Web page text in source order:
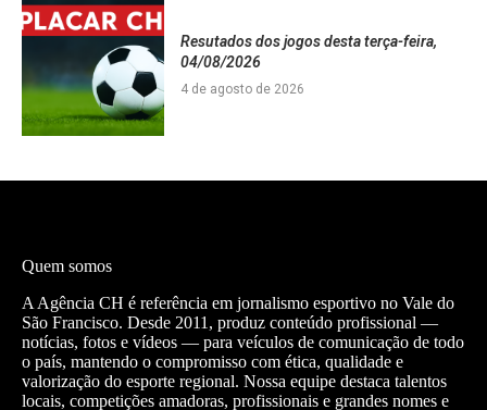
Resutados dos jogos desta terça-feira,
04/08/2026
4 de agosto de 2026
Quem somos
A Agência CH é referência em jornalismo esportivo no Vale do
São Francisco. Desde 2011, produz conteúdo profissional —
notícias, fotos e vídeos — para veículos de comunicação de todo
o país, mantendo o compromisso com ética, qualidade e
valorização do esporte regional. Nossa equipe destaca talentos
locais, competições amadoras, profissionais e grandes nomes e